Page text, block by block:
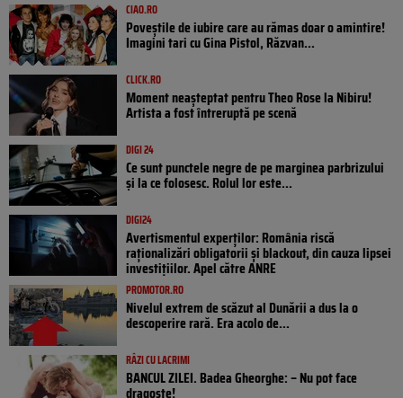
CIAO.RO
Poveştile de iubire care au rămas doar o amintire!
Imagini tari cu Gina Pistol, Răzvan...
CLICK.RO
Moment neașteptat pentru Theo Rose la Nibiru!
Artista a fost întreruptă pe scenă
DIGI 24
Ce sunt punctele negre de pe marginea parbrizului
și la ce folosesc. Rolul lor este...
DIGI24
Avertismentul experților: România riscă
raționalizări obligatorii și blackout, din cauza lipsei
investițiilor. Apel către ANRE
PROMOTOR.RO
Nivelul extrem de scăzut al Dunării a dus la o
descoperire rară. Era acolo de...
RÂZI CU LACRIMI
BANCUL ZILEI. Badea Gheorghe: – Nu pot face
dragoste!